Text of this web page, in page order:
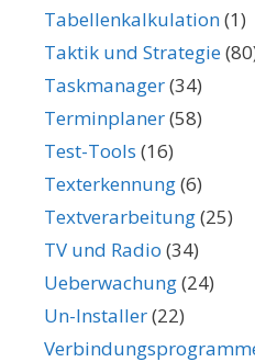
Tabellenkalkulation(1)
Taktik und Strategie
Taskmanager(34)
Terminplaner(58)
Test-Tools (16)
Texterkennung(6)
Textverarbeitung(25)
TV und Radio (34)
Ueberwachung(24)
Un-Installer(22)